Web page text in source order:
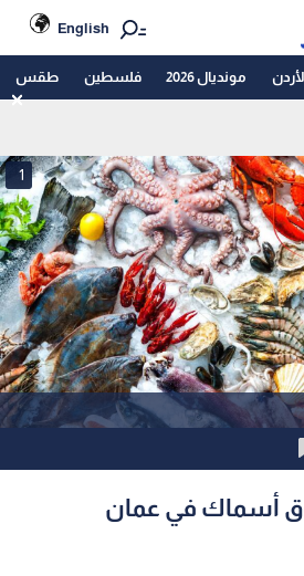
English
مونديال 2026 فلسطين طقس
1
أسماك في عمان